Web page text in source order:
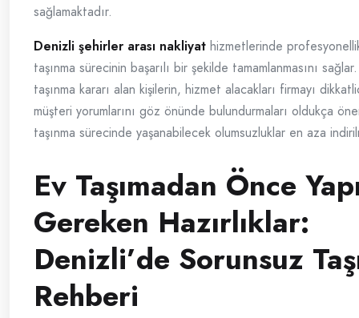
sağlamaktadır.
Denizli şehirler arası nakliyat hizmetlerinde
taşınma sürecinin başarılı bir şekilde tamamlanmasını
taşınma kararı alan kişilerin, hizmet alacakları firmayı
müşteri yorumlarını göz önünde bulundurmaları oldukça
taşınma sürecinde yaşanabilecek olumsuzluklar en aza
Ev Taşımadan Önce
Gereken Hazırlıklar:
Denizli’de Sorunsuz
Rehberi​